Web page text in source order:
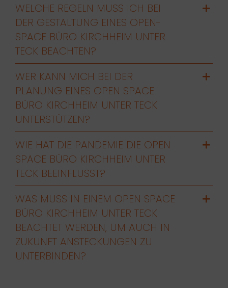
WELCHE REGELN MUSS ICH BEI
DER GESTALTUNG EINES OPEN-
SPACE BÜRO KIRCHHEIM UNTER
TECK BEACHTEN?
WER KANN MICH BEI DER
PLANUNG EINES OPEN SPACE
BÜRO KIRCHHEIM UNTER TECK
UNTERSTÜTZEN?
WIE HAT DIE PANDEMIE DIE OPEN
SPACE BÜRO KIRCHHEIM UNTER
TECK BEEINFLUSST?
WAS MUSS IN EINEM OPEN SPACE
BÜRO KIRCHHEIM UNTER TECK
BEACHTET WERDEN, UM AUCH IN
ZUKUNFT ANSTECKUNGEN ZU
UNTERBINDEN?